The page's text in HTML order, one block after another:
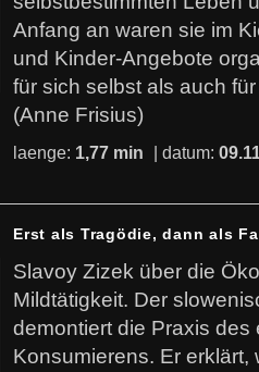
Anfang an waren sie im
und Kinder-Angebote
für sich selbst als auch
(Anne Frisius)
laenge: 1,77 min | datum:
Erst als Tragödie, dann als
Slavoy Zizek über die
Mildtätigkeit. Der
demontiert die Praxis des
Konsumierens. Er erklärt,